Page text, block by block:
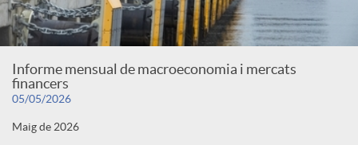
Informe mensual de macroeconomia i mercats
financers
05/05/2026
Maig de 2026